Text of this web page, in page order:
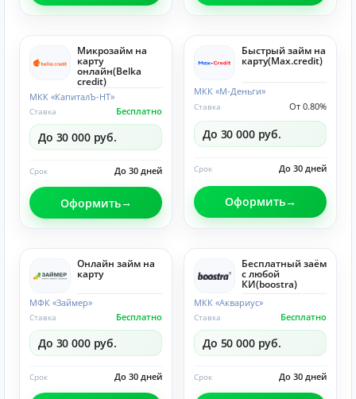
Микрозайм на
карту
онлайн(Belka
credit)
МКК «КапиталЪ-НТ»
Бесплатно
Ставка
До 30 000 руб.
До 30 дней
Срок
Оформить
Быстрый займ на
карту(Max.credit)
МКК «М-Деньги»
От 0.80%
Ставка
До 30 000 руб.
До 30 дней
Срок
Оформить
Онлайн займ на
карту
МФК «Займер»
Бесплатно
Ставка
До 30 000 руб.
До 30 дней
Срок
Бесплатный заём
с любой
КИ(boostra)
МКК «Аквариус»
Бесплатно
Ставка
До 50 000 руб.
До 30 дней
Срок